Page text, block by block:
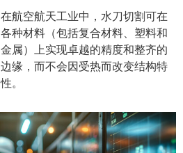
在航空航天工业中，水刀切割可在
各种材料（包括复合材料、塑料和
金属）上实现卓越的精度和整齐的
边缘，而不会因受热而改变结构特
性。